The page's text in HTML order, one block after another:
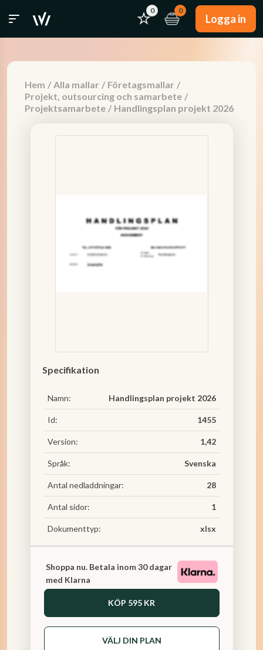
0 0
Logga in
Hem / Alla mallar / Företagsmallar /
Projekt, outsourcing och samarbete /
Projektsamarbete / Handlingsplan projekt 2026
Specifikation
Namn: Handlingsplan projekt 2026
Id: 1455
Version: 1,42
Språk: Svenska
Antal nedladdningar: 28
Antal sidor: 1
Dokumenttyp: xlsx
Shoppa nu. Betala inom 30 dagar
med Klarna
KÖP 595 KR
VÄLJ DIN PLAN